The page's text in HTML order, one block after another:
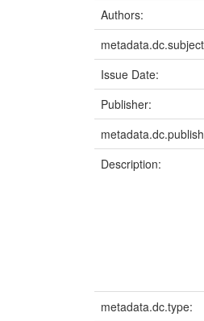
Authors:
Issue Date:
Publisher:
Description:
metadata.dc.type: